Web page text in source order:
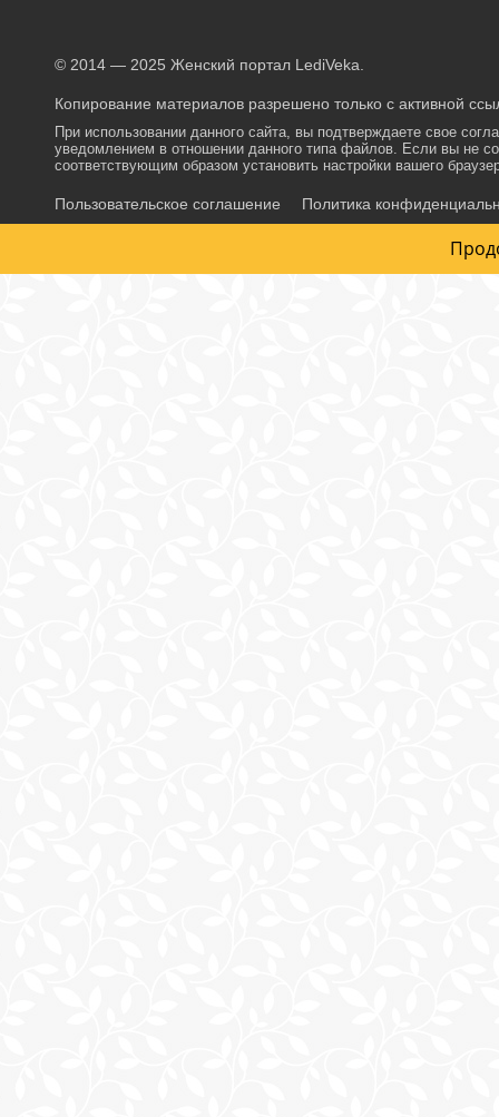
© 2014 — 2025 Женский портал LediVeka.
Копирование материалов разрешено только с активной
При использовании данного сайта, вы подтверждаете свое
уведомлением в отношении данного типа файлов. Если вы не
соответствующим образом установить настройки вашего
Пользовательское соглашение Политика